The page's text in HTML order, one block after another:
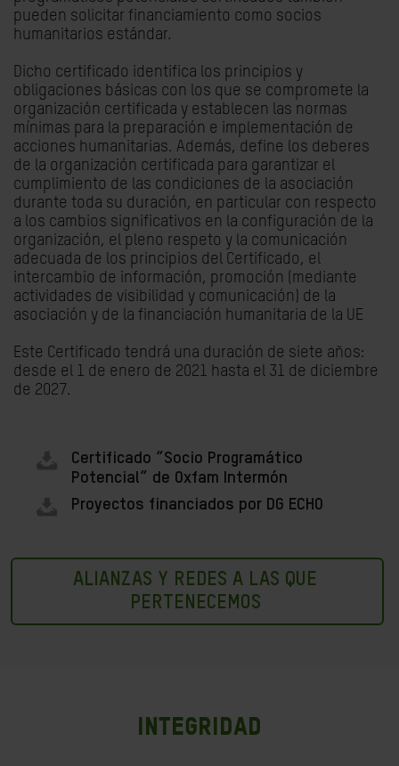
pueden solicitar financiamiento como socios
humanitarios estándar.
Dicho certificado identifica los principios y
obligaciones básicas con los que se compromete la
organización certificada y establecen las normas
mínimas para la preparación e implementación de
acciones humanitarias. Además, define los deberes
de la organización certificada para garantizar el
cumplimiento de las condiciones de la asociación
durante toda su duración, en particular con respecto
a los cambios significativos en la configuración de la
organización, el pleno respeto y la comunicación
adecuada de los principios del Certificado, el
intercambio de información, promoción (mediante
actividades de visibilidad y comunicación) de la
asociación y de la financiación humanitaria de la UE
Este Certificado tendrá una duración de siete años:
desde el 1 de enero de 2021 hasta el 31 de diciembre
de 2027.
Certificado “Socio Programático
Potencial” de Oxfam Intermón
Proyectos financiados por DG ECHO
ALIANZAS Y REDES A LAS QUE
PERTENECEMOS
INTEGRIDAD